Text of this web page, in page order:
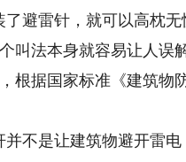
雷针，就可以高枕无
叫法本身就容易让人误解
据国家标准《建筑物防
是让建筑物避开雷电